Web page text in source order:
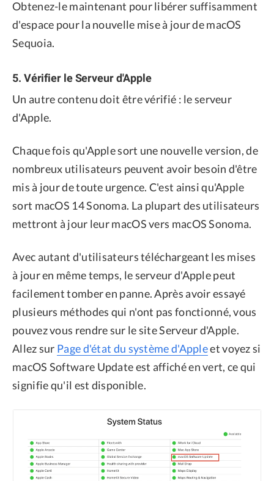
Obtenez-le maintenant pour libérer suffisamment
d'espace pour la nouvelle mise à jour de macOS
Sequoia.
5. Vérifier le Serveur d'Apple
Un autre contenu doit être vérifié : le serveur
d'Apple.
Chaque fois qu'Apple sort une nouvelle version, de
nombreux utilisateurs peuvent avoir besoin d'être
mis à jour de toute urgence. C'est ainsi qu'Apple
sort macOS 14 Sonoma. La plupart des utilisateurs
mettront à jour leur macOS vers macOS Sonoma.
Avec autant d'utilisateurs téléchargeant les mises
à jour en même temps, le serveur d'Apple peut
facilement tomber en panne. Après avoir essayé
plusieurs méthodes qui n'ont pas fonctionné, vous
pouvez vous rendre sur le site Serveur d'Apple.
Allez sur Page d'état du système d'Appleet voyez si
macOS Software Update est affiché en vert, ce qui
signifie qu'il est disponible.